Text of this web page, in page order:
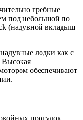
гребные
под небольшой по
(надувной вкладыш
лодки как с
обеспечивают
прогулок.